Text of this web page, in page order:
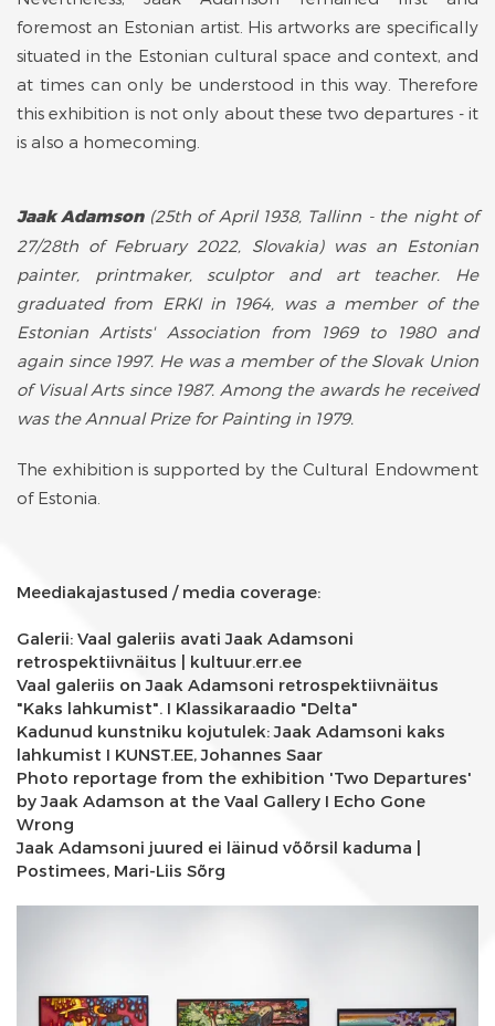
foremost an Estonian artist. His artworks are specifically
situated in the Estonian cultural space and context, and
at times can only be understood in this way. Therefore
this exhibition is not only about these two departures - it
is also a homecoming.
Jaak Adamson (25th of April 1938, Tallinn - the night of
27/28th of February 2022, Slovakia) was an Estonian
painter, printmaker, sculptor and art teacher. He
graduated from ERKI in 1964, was a member of the
Estonian Artists' Association from 1969 to 1980 and
again since 1997. He was a member of the Slovak Union
of Visual Arts since 1987. Among the awards he received
was the Annual Prize for Painting in 1979.
The exhibition is supported by the Cultural Endowment
of Estonia.
Meediakajastused / media coverage:
Galerii: Vaal galeriis avati Jaak Adamsoni
retrospektiivnäitus | kultuur.err.ee
Vaal galeriis on Jaak Adamsoni retrospektiivnäitus
"Kaks lahkumist". I Klassikaraadio "Delta"
Kadunud kunstniku kojutulek: Jaak Adamsoni kaks
lahkumist I KUNST.EE, Johannes Saar
Photo reportage from the exhibition 'Two Departures'
by Jaak Adamson at the Vaal Gallery I Echo Gone
Wrong
Jaak Adamsoni juured ei läinud võõrsil kaduma |
Postimees, Mari-Liis Sõrg